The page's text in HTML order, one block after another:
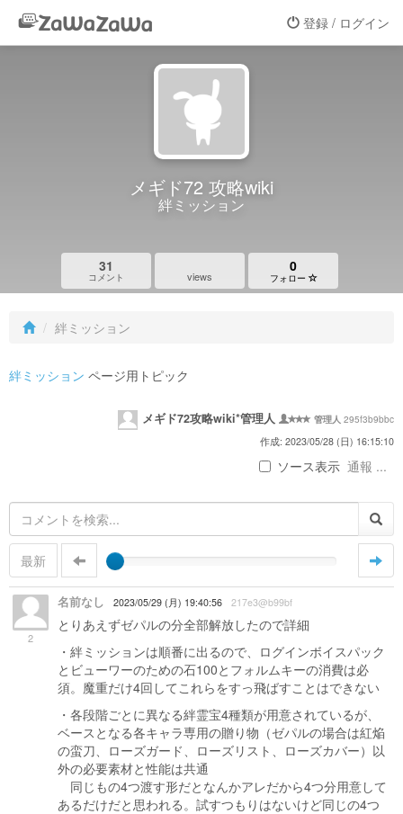
登録 / ログイン
メギド72 攻略wiki
絆ミッション
31
コメント views
0
フォロー
絆ミッション
絆ミッション ページ用トピック
メギド72攻略wiki*管理人 管理人 295f3b9bbc
作成: 2023/05/28 (日) 16:15:10
ソース表示 通報 ...
最新
2
名前なし 2023/05/29 (月) 19:40:56 217e3@b99bf
とりあえずゼパルの分全部解放したので詳細
・絆ミッションは順番に出るので、ログインボイスパック
とビューワーのための石100とフォルムキーの消費は必
須。魔重だけ4回してこれらをすっ飛ばすことはできない
・各段階ごとに異なる絆霊宝4種類が用意されているが、
ベースとなる各キャラ専用の贈り物（ゼパルの場合は紅焔
の蛮刀、ローズガード、ローズリスト、ローズカバー）以
外の必要素材と性能は共通
同じもの4つ渡す形だとなんかアレだから4つ分用意して
あるだけだと思われる。試すつもりはないけど同じの4つ